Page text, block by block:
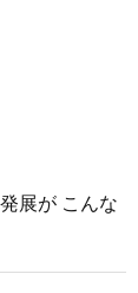
展が こんな